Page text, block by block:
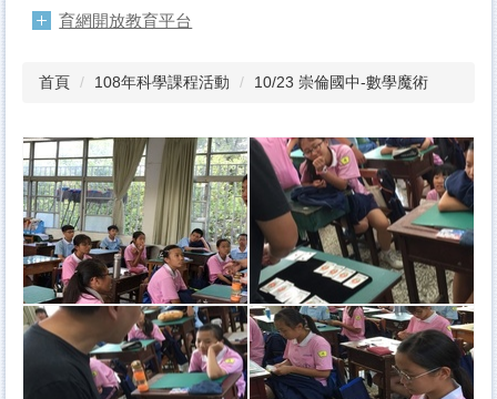
連絡我們
育網開放教育平台
首頁 108年科學課程活動 10/23 崇倫國中-數學魔術